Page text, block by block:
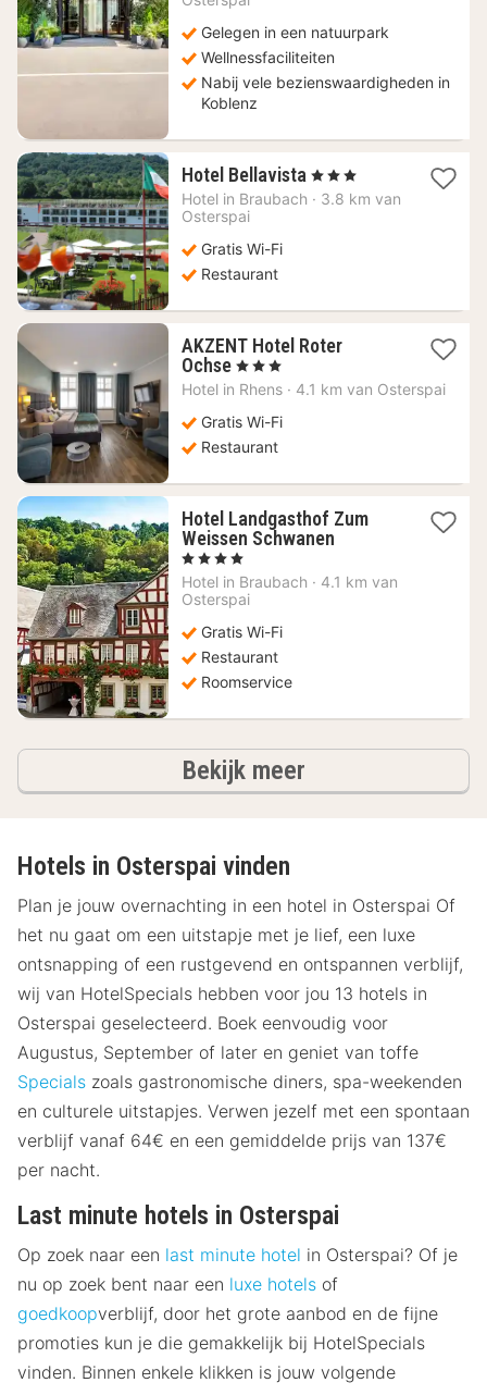
Gelegen in een natuurpark
Wellnessfaciliteiten
Nabij vele bezienswaardigheden in
Koblenz
Hotel Bellavista 1
nacht
, 3 Sterren
Hotel in Braubach · 3.8 km van
Osterspai
Gratis Wi-Fi
Restaurant
AKZENT Hotel Roter
Ochse 1
nacht
100,05
€
, 3 Sterren
Hotel in Rhens · 4.1 km van Osterspai
Gratis Wi-Fi
Restaurant
Hotel Landgasthof Zum
Weissen Schwanen1
vanaf
, 4 Sterren
Hotel in Braubach · 4.1 km van
Osterspai
Gratis Wi-Fi
Restaurant
Roomservice
Bekijk meerhotels
Hotels in Osterspai vinden
Plan je jouw overnachting in een hotel in Osterspai Of
het nu gaat om een uitstapje met je lief, een luxe
ontsnapping of een rustgevend en ontspannen verblijf,
wij van HotelSpecials hebben voor jou 13 hotels in
Osterspai geselecteerd. Boek eenvoudig voor
Augustus, September of later en geniet van toffe
Specials zoals gastronomische diners, spa-weekenden
en culturele uitstapjes. Verwen jezelf met een spontaan
verblijf vanaf 64€ en een gemiddelde prijs van 137€
per nacht.
Last minute hotels in Osterspai
Op zoek naar een last minute hotel in Osterspai? Of je
nu op zoek bent naar een luxe hotels of
goedkoopverblijf, door het grote aanbod en de fijne
promoties kun je die gemakkelijk bij HotelSpecials
vinden. Binnen enkele klikken is jouw volgende